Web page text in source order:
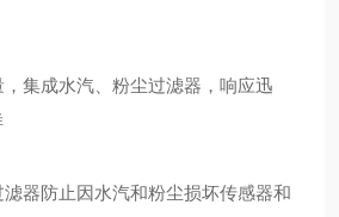
集成水汽、粉尘过滤器，响应迅
器防止因水汽和粉尘损坏传感器和